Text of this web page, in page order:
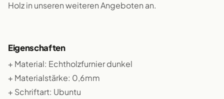
Holz in unseren weiteren Angeboten an.
Eigenschaften
+ Material: Echtholzfurnier dunkel
+ Materialstärke: 0,6mm
+ Schriftart: Ubuntu